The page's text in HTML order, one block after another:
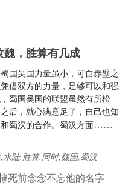
，胜算有几成
国吴国力量虽小，可自赤壁之
借双方的力量，足够可以和强
蜀国吴国的联盟虽然有所松
后，就心满意足了，自己也知
蜀汉的合作。蜀汉方面……
水陆,胜算,同时,魏国,蜀汉